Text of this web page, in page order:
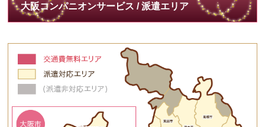
大阪コンパニオンサービス / 派遣エリア